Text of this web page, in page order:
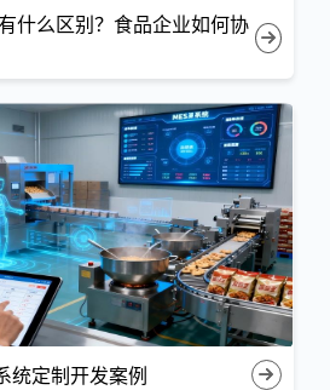
什么区别？食品企业如何协
统定制开发案例